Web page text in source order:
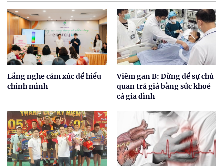
Lắng nghe cảm xúc để hiểu
chính mình
Viêm gan B: Đừng để sự chủ
quan trả giá bằng sức khoẻ
cả gia đình